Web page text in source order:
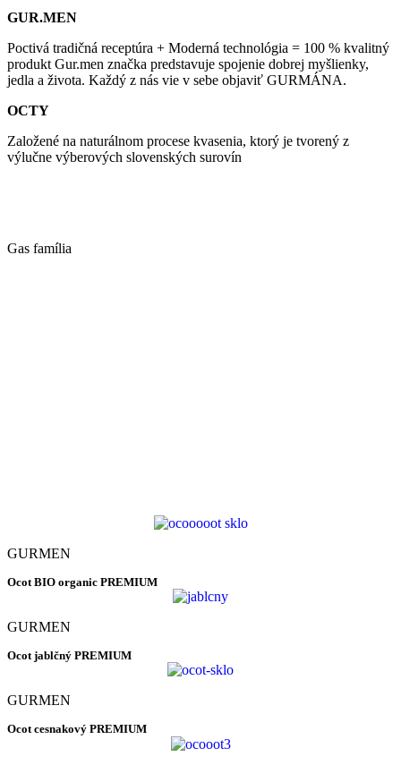
GUR.MEN
Poctivá tradičná receptúra + Moderná technológia = 100 % kvalitný
produkt Gur.men značka predstavuje spojenie dobrej myšlienky,
jedla a života. Každý z nás vie v sebe objaviť GURMÁNA.
OCTY
Založené na naturálnom procese kvasenia, ktorý je tvorený z
výlučne výberových slovenských surovín
Gas família
GURMEN
Ocot BIO organic PREMIUM
GURMEN
Ocot jablčný PREMIUM
GURMEN
Ocot cesnakový PREMIUM